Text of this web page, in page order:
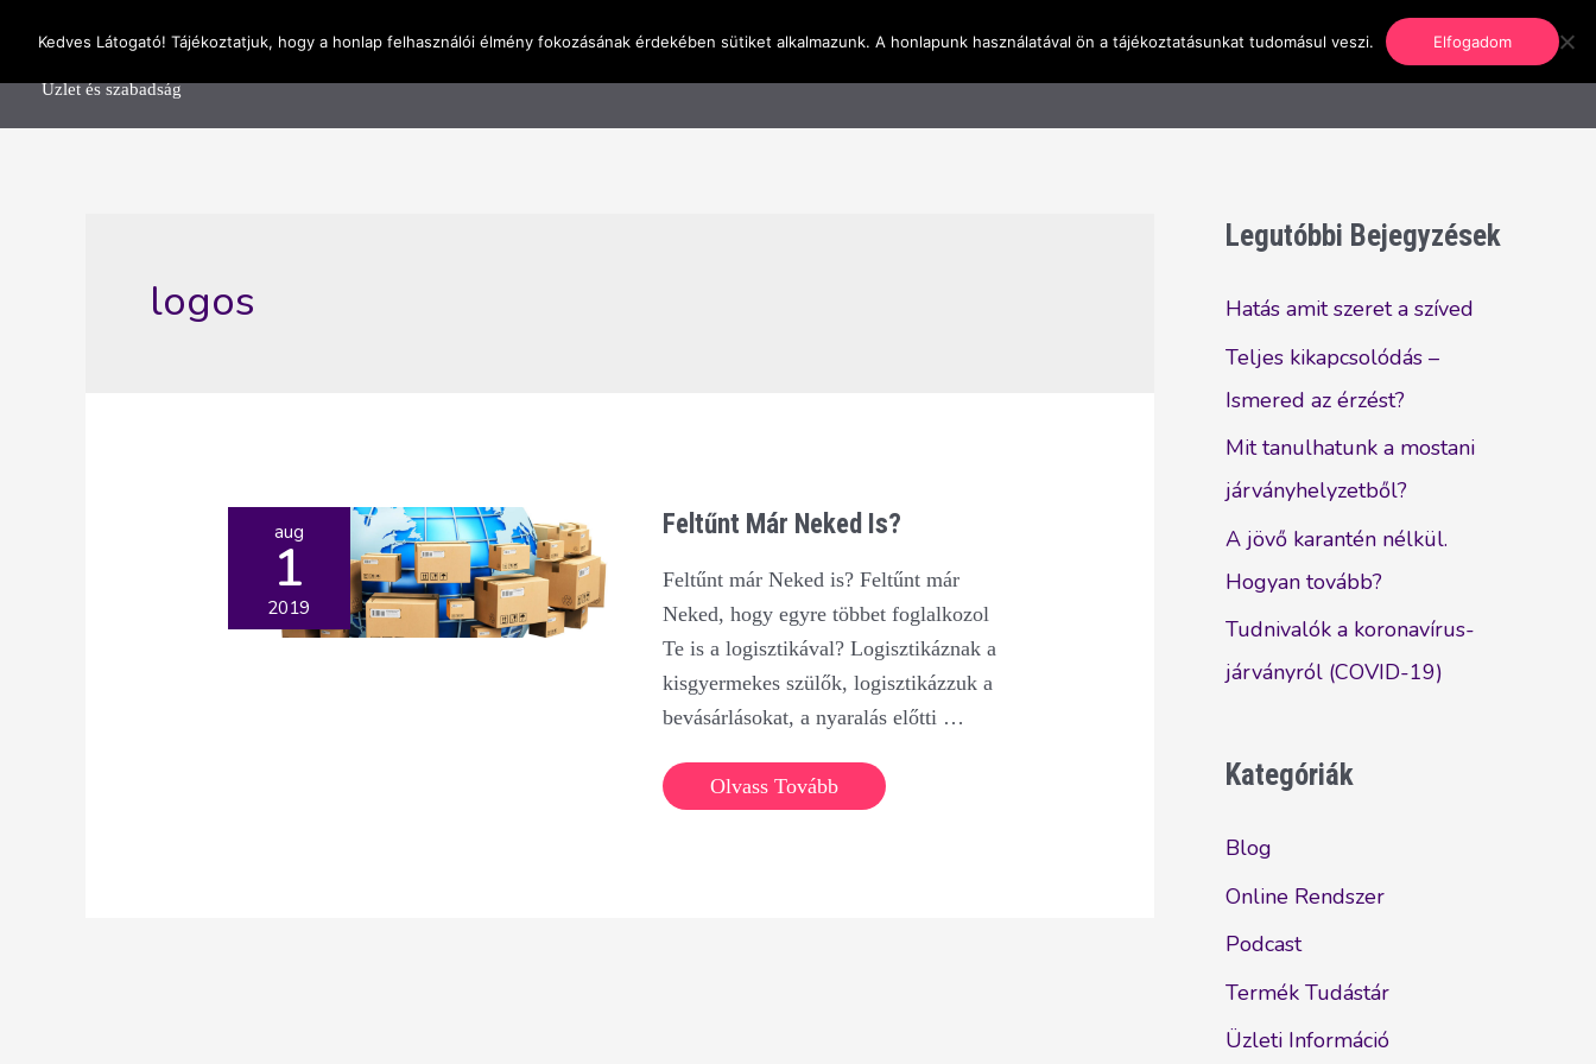
content
OnlineSeedsMan
Üzlet és szabadság
Kapcsolat
logos
aug
1
2019
Feltűnt Már Neked Is?
Feltűnt már Neked is? Feltűnt már
Neked, hogy egyre többet foglalkozol
Te is a logisztikával? Logisztikáznak a
kisgyermekes szülők, logisztikázzuk a
bevásárlásokat, a nyaralás előtti …
Feltűnt
Olvass Tovább
Legutóbbi Bejegyzések
Hatás amit szeret a szíved
Teljes kikapcsolódás –
Ismered az érzést?
Mit tanulhatunk a mostani
járványhelyzetből?
A jövő karantén nélkül.
Hogyan tovább?
Tudnivalók a koronavírus-
járványról (COVID-19)
Kategóriák
Blog
Online Rendszer
Podcast
Termék Tudástár
Üzleti Információ
Kedves Látogató! Tájékoztatjuk, hogy a honlap felhasználói élmény fokozásának érdekében sütiket alkalmazunk. A honlapunk használatával ön a tájékoztatásunkat tudomásul veszi. Elfogadom